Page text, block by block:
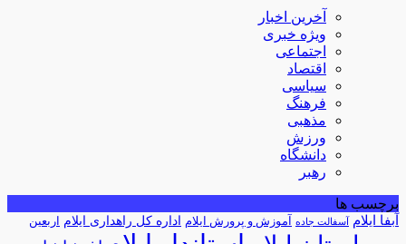
آخرین اخبار
ویژه خبری
اجتماعی
اقتصاد
سیاسی
فرهنگ
مذهبی
ورزش
دانشگاه
رهبر
برچسب ها
آبفا ایلام آسفالت جاده آموزش و پرورش ایلام اداره کل راهداری ایلام اربعین